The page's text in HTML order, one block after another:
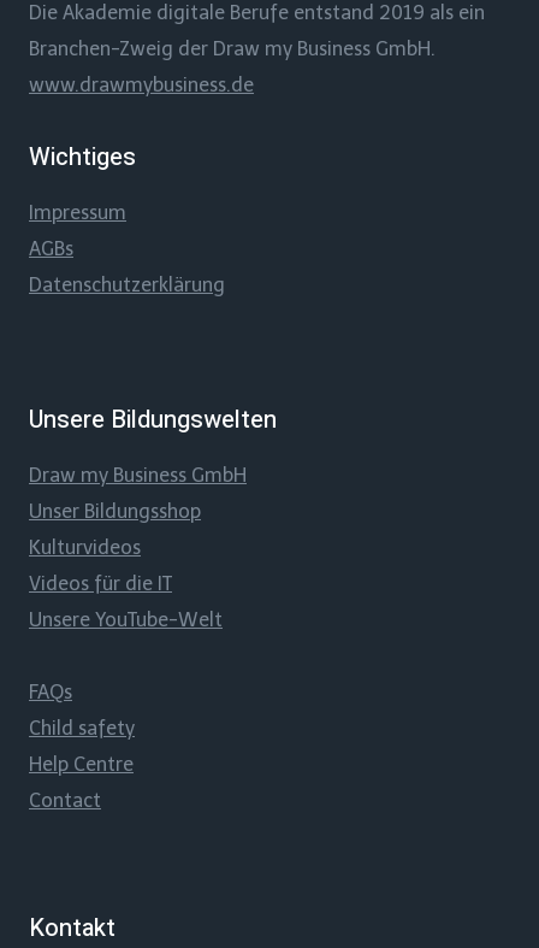
Die Akademie digitale Berufe entstand 2019 als ein
Branchen-Zweig der Draw my Business GmbH.
www.drawmybusiness.de
Wichtiges
Impressum
AGBs
Datenschutzerklärung
Unsere Bildungswelten
Draw my Business GmbH
Unser Bildungsshop
Kulturvideos
Videos für die IT
Unsere YouTube-Welt
FAQs
Child safety
Help Centre
Contact
Kontakt